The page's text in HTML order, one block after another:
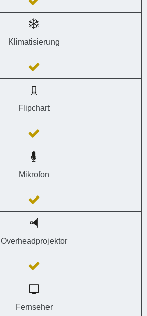
Klimatisierung
Flipchart
Mikrofon
Overheadprojektor
Fernseher